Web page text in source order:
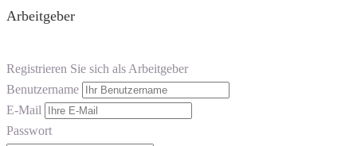
Arbeitgeber
Registrieren Sie sich als Arbeitgeber
Benutzername
E-Mail
Passwort